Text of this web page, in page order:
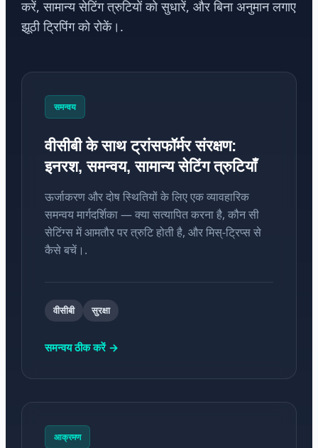
करें, सामान्य सेटिंग त्रुटियों को सुधारें, और बिना अनुमान लगाए
झूठी ट्रिपिंग को रोकें।.
समन्वय
वीसीबी के साथ ट्रांसफॉर्मर संरक्षण:
इनरश, समन्वय, सामान्य सेटिंग त्रुटियाँ
ऊर्जाकरण और दोष स्थितियों के लिए एक व्यावहारिक
समन्वय मार्गदर्शिका — क्या सत्यापित करना है, कौन सी
सेटिंग्स में आमतौर पर त्रुटि होती है, और मिस्-ट्रिप्स से
कैसे बचें।.
वीसीबी सुरक्षा
समन्वय ठीक करें →
आक्रमण